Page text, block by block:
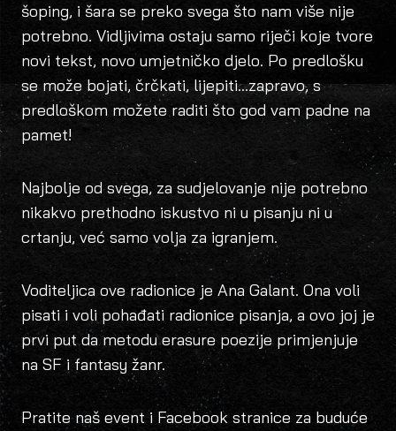
šoping, i šara se preko svega što nam više nije
potrebno. Vidljivima ostaju samo riječi koje tvore
novi tekst, novo umjetničko djelo. Po predlošku
se može bojati, črčkati, lijepiti…zapravo, s
predloškom možete raditi što god vam padne na
pamet!
Najbolje od svega, za sudjelovanje nije potrebno
nikakvo prethodno iskustvo ni u pisanju ni u
crtanju, već samo volja za igranjem.
Voditeljica ove radionice je Ana Galant. Ona voli
pisati i voli pohađati radionice pisanja, a ovo joj je
prvi put da metodu erasure poezije primjenjuje
na SF i fantasy žanr.
Pratite naš event i Facebook stranice za buduće